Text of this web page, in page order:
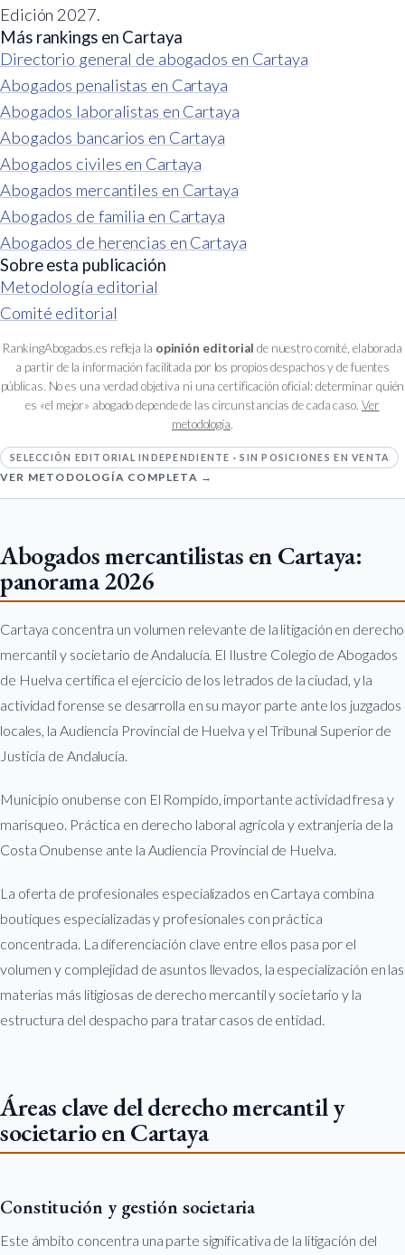
Edición 2027.
Más rankings en Cartaya
Directorio general de abogados en Cartaya
Abogados penalistas en Cartaya
Abogados laboralistas en Cartaya
Abogados bancarios en Cartaya
Abogados civiles en Cartaya
Abogados mercantiles en Cartaya
Abogados de familia en Cartaya
Abogados de herencias en Cartaya
Sobre esta publicación
Metodología editorial
Comité editorial
RankingAbogados.es refleja la opinión editorial de nuestro comité, elaborada
a partir de la información facilitada por los propios despachos y de fuentes
públicas. No es una verdad objetiva ni una certificación oficial: determinar quién
es «el mejor» abogado depende de las circunstancias de cada caso. Ver
metodología.
SELECCIÓN EDITORIAL INDEPENDIENTE · SIN POSICIONES EN VENTA
VER METODOLOGÍA COMPLETA →
Abogados mercantilistas en Cartaya:
panorama 2026
Cartaya concentra un volumen relevante de la litigación en derecho
mercantil y societario de Andalucía. El Ilustre Colegio de Abogados
de Huelva certifica el ejercicio de los letrados de la ciudad, y la
actividad forense se desarrolla en su mayor parte ante los juzgados
locales, la Audiencia Provincial de Huelva y el Tribunal Superior de
Justicia de Andalucía.
Municipio onubense con El Rompido, importante actividad fresa y
marisqueo. Práctica en derecho laboral agrícola y extranjería de la
Costa Onubense ante la Audiencia Provincial de Huelva.
La oferta de profesionales especializados en Cartaya combina
boutiques especializadas y profesionales con práctica
concentrada. La diferenciación clave entre ellos pasa por el
volumen y complejidad de asuntos llevados, la especialización en las
materias más litigiosas de derecho mercantil y societario y la
estructura del despacho para tratar casos de entidad.
Áreas clave del derecho mercantil y
societario en Cartaya
Constitución y gestión societaria
Este ámbito concentra una parte significativa de la litigación del